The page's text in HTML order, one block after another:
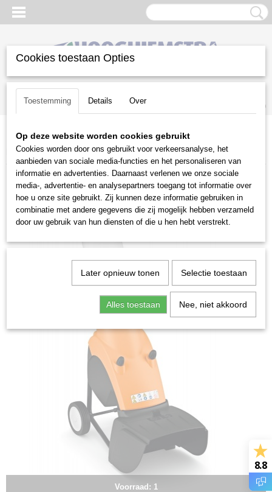
Inloggen Registreren
(0)
Home >Aanbiedingen>Hakselaar aanbiedingen
hakselaar
Voorraad: 1
8.8
Cookies toestaan Opties
Toestemming Details Over
Op deze website worden cookies gebruikt
Cookies worden door ons gebruikt voor verkeersanalyse, het
aanbieden van sociale media-functies en het personaliseren van
informatie en advertenties. Daarnaast verlenen we onze sociale
media-, advertentie- en analysepartners toegang tot informatie over
hoe u onze site gebruikt. Zij kunnen deze informatie gebruiken in
combinatie met andere gegevens die zij mogelijk hebben verzameld
door uw gebruik van hun diensten of die u hen hebt verstrekt.
Later opnieuw tonen Selectie toestaan
Alles toestaan Nee, niet akkoord